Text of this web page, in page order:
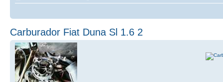
Carburador Fiat Duna Sl 1.6 2